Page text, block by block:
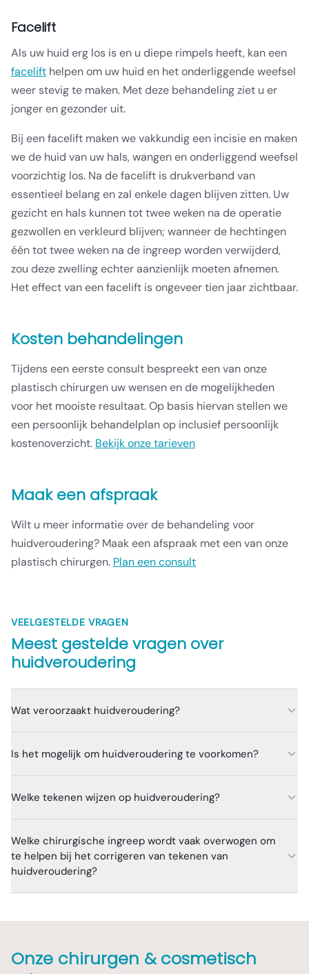
Facelift
Als uw huid erg los is en u diepe rimpels heeft, kan een
facelift helpen om uw huid en het onderliggende weefsel
weer stevig te maken. Met deze behandeling ziet u er
jonger en gezonder uit.
Bij een facelift maken we vakkundig een incisie en maken
we de huid van uw hals, wangen en onderliggend weefsel
voorzichtig los. Na de facelift is drukverband van
essentieel belang en zal enkele dagen blijven zitten. Uw
gezicht en hals kunnen tot twee weken na de operatie
gezwollen en verkleurd blijven; wanneer de hechtingen
één tot twee weken na de ingreep worden verwijderd,
zou deze zwelling echter aanzienlijk moeten afnemen.
Het effect van een facelift is ongeveer tien jaar zichtbaar.
Kosten behandelingen
Tijdens een eerste consult bespreekt een van onze
plastisch chirurgen uw wensen en de mogelijkheden
voor het mooiste resultaat. Op basis hiervan stellen we
een persoonlijk behandelplan op inclusief persoonlijk
kostenoverzicht. Bekijk onze tarieven
Maak een afspraak
Wilt u meer informatie over de behandeling voor
huidveroudering? Maak een afspraak met een van onze
plastisch chirurgen. Plan een consult
VEELGESTELDE VRAGEN
Meest gestelde vragen over
huidveroudering
Wat veroorzaakt huidveroudering?
Is het mogelijk om huidveroudering te voorkomen?
Welke tekenen wijzen op huidveroudering?
Welke chirurgische ingreep wordt vaak overwogen om
te helpen bij het corrigeren van tekenen van
huidveroudering?
Onze chirurgen & cosmetisch